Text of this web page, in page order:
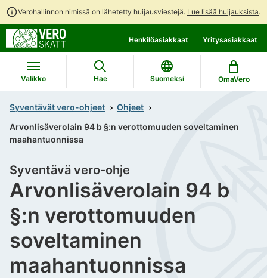
Verohallinnon nimissä on lähetetty huijausviestejä. Lue lisää huijauksista.
suoraan
sisältöön
koko
sivuston
hakuun
Henkilöasiakkaat Yritysasiakkaat
Valikko Hae Suomeksi OmaVero
Syventävät vero-ohjeet
Ohjeet
Arvonlisäverolain 94 b §:n verottomuuden soveltaminen
maahantuonnissa
Arvonlisäverolain 94 b
§:n verottomuuden
soveltaminen
maahantuonnissa
Syventävä vero-ohje